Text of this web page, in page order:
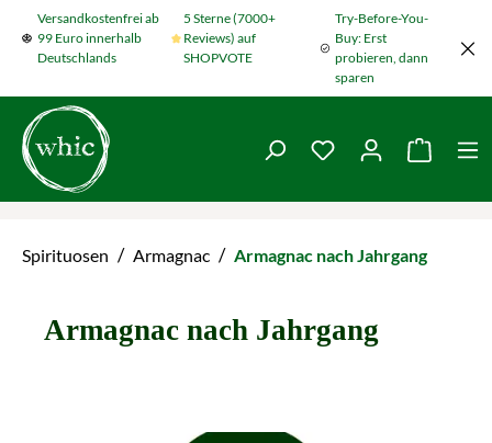
Zum Hauptinhalt springen
Versandkostenfrei ab
99 Euro innerhalb
Deutschlands
5 Sterne (7000+
Reviews) auf
SHOPVOTE
Try-Before-You-
Buy: Erst
probieren, dann
sparen
Du hast 0
Spirituosen / Armagnac / Armagnac nach Jahrgang
Armagnac nach Jahrgang